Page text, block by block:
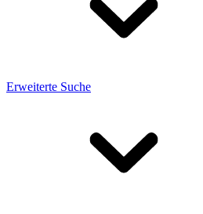
Erweiterte Suche